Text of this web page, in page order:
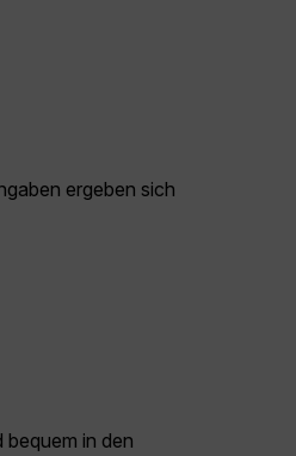
ergeben sich
in den